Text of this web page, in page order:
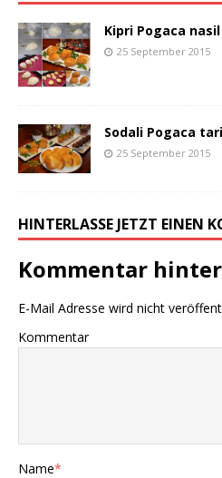
Kipri Pogaca
25 September 2015
Sodali Pogaca
25 September 2015
HINTERLASSE JETZT EINEN
Kommentar
E-Mail Adresse wird nicht
Kommentar
Name*